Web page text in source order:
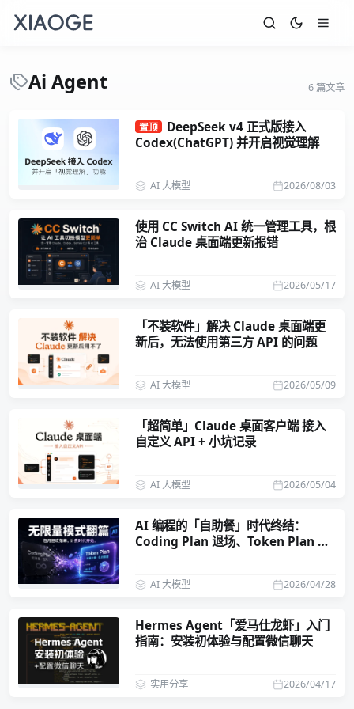
Ai Agent 6 篇文章
置顶
DeepSeek v4 正式版接入
Codex(ChatGPT) 并开启视觉理解
2026/08/03
AI 大模型
使用 CC Switch AI 统一管理工具，根
治 Claude 桌面端更新报错
2026/05/17
AI 大模型
「不装软件」解决 Claude 桌面端更
新后，无法使用第三方 API 的问题
2026/05/09
AI 大模型
「超简单」Claude 桌面客户端 接入
自定义 API + 小坑记录
2026/05/04
AI 大模型
AI 编程的「自助餐」时代终结：
Coding Plan 退场、Token Plan 成
2026/04/28
AI 大模型
Hermes Agent「爱马仕龙虾」入门
指南：安装初体验与配置微信聊天
2026/04/17
实用分享